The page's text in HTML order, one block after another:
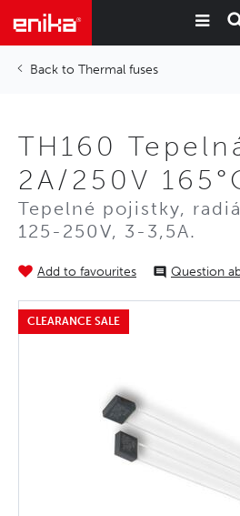
Thermal fuses
TH160
2A/250V
Tepelné pojistky,
125-250V, 3-3,5A.
Add to favourites Question
CLEARANCE SALE